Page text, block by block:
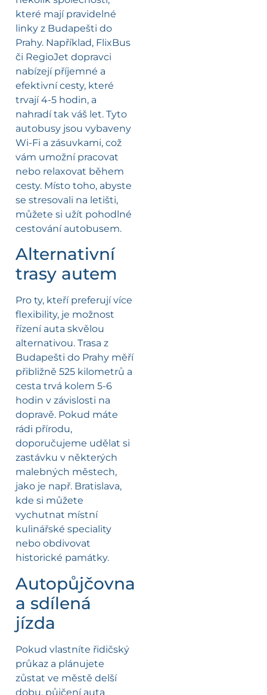
které mají pravidelné
linky z Budapešti do
Prahy. Například, FlixBus
či RegioJet dopravci
nabízejí příjemné a
efektivní cesty, které
trvají 4-5 hodin, a
nahradí tak váš let. Tyto
autobusy jsou vybaveny
Wi-Fi a zásuvkami, což
vám umožní pracovat
nebo relaxovat během
cesty. Místo toho, abyste
se stresovali na letišti,
můžete si užít pohodlné
cestování autobusem.
Alternativní
trasy autem
Pro ty, kteří preferují více
flexibility, je možnost
řízení auta skvělou
alternativou. Trasa z
Budapešti do Prahy měří
přibližně 525 kilometrů a
cesta trvá kolem 5-6
hodin v závislosti na
dopravě. Pokud máte
rádi přírodu,
doporučujeme udělat si
zastávku v některých
malebných městech,
jako je např. Bratislava,
kde si můžete
vychutnat místní
kulinářské speciality
nebo obdivovat
historické památky.
Autopůjčovna
a sdílená
jízda
Pokud vlastníte řidičský
průkaz a plánujete
zůstat ve městě delší
dobu, půjčení auta